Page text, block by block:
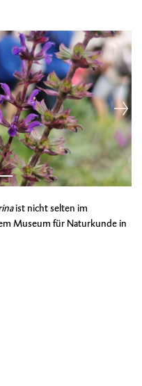
ist nicht selten im
Museum für Naturkunde in